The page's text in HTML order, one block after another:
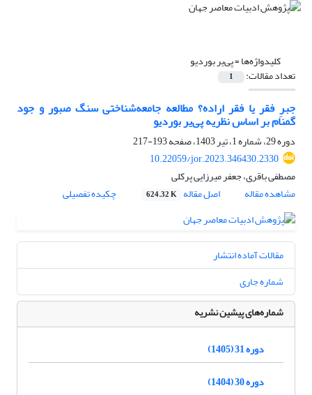
کلیدواژه‌ها =پی‌یر بوردیو
تعداد مقالات: 1
جبرِ فقر یا فقر اراده؟ مطالعه جامعه‌شناختی سنگ صبور و جود
گمنام بر اساس نظریه پی‌یر بوردیو
دوره 29، شماره 1، تیر 1403، صفحه
193-217
10.22059/jor.2023.346430.2330
مصطفی باقری، جعفر میرزایی پرکلی
مشاهده مقاله
اصل مقاله 624.32 K چکیده تفصیلی
مقالات آماده انتشار
شماره جاری
شماره‌های پیشین نشریه
دوره 31 (1405)
دوره 30 (1404)